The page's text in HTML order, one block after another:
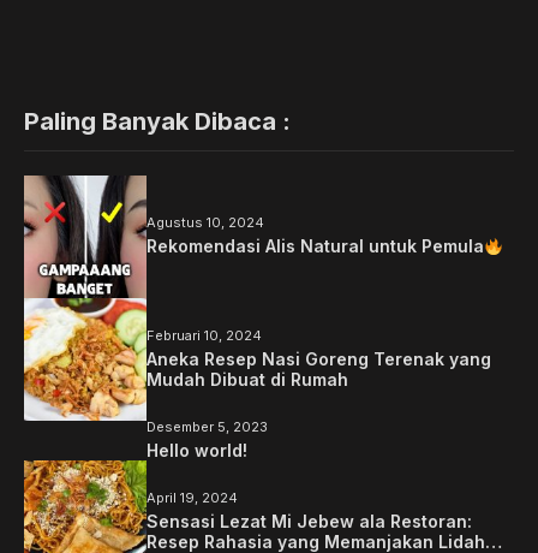
Paling Banyak Dibaca :
Agustus 10, 2024
Rekomendasi Alis Natural untuk Pemula
Februari 10, 2024
Aneka Resep Nasi Goreng Terenak yang
Mudah Dibuat di Rumah
Desember 5, 2023
Hello world!
April 19, 2024
Sensasi Lezat Mi Jebew ala Restoran:
Resep Rahasia yang Memanjakan Lidah